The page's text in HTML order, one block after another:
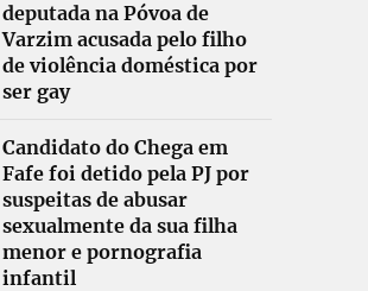
deputada na Póvoa de
Varzim acusada pelo filho
de violência doméstica por
ser gay
Candidato do Chega em
Fafe foi detido pela PJ por
suspeitas de abusar
sexualmente da sua filha
menor e pornografia
infantil